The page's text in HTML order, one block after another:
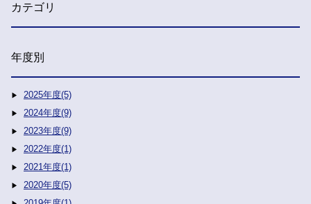
カテゴリ
年度別
2025年度(5)
2024年度(9)
2023年度(9)
2022年度(1)
2021年度(1)
2020年度(5)